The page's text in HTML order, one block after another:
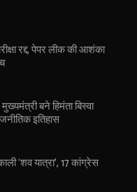
रद्द, पेपर लीक की आशंका
बने हिमंता बिस्वा
इतिहास
‘शव यात्रा’, 17 कांग्रेस